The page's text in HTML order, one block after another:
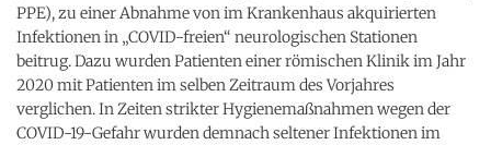
PPE), zu einer Abnahme von im Krankenhaus akquirierten
Infektionen in „COVID-freien“ neurologischen Stationen
beitrug. Dazu wurden Patienten einer römischen Klinik im Jahr
2020 mit Patienten im selben Zeitraum des Vorjahres
verglichen. In Zeiten strikter Hygienemaßnahmen wegen der
COVID-19-Gefahr wurden demnach seltener Infektionen im